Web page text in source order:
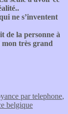
ne s’inventent
de la personne à
très grand
par telephone,
belgique